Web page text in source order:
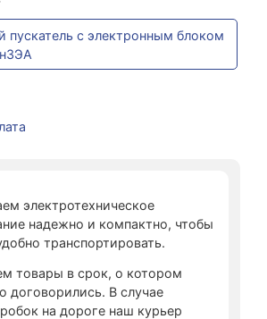
пускатель с электронным блоком
электротехническое
надежно и компактно, чтобы
транспортировать.
товары в срок, о котором
договорились. В случае
на дороге наш курьер